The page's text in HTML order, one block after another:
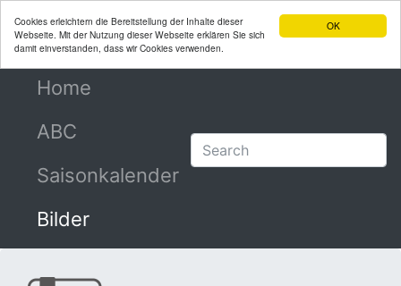
OK
Cookies erleichtern die Bereitstellung der Inhalte dieser
Webseite. Mit der Nutzung dieser Webseite erklären Sie sich
damit einverstanden, dass wir Cookies verwenden.
Home
ABC
Saisonkalender
Bilder